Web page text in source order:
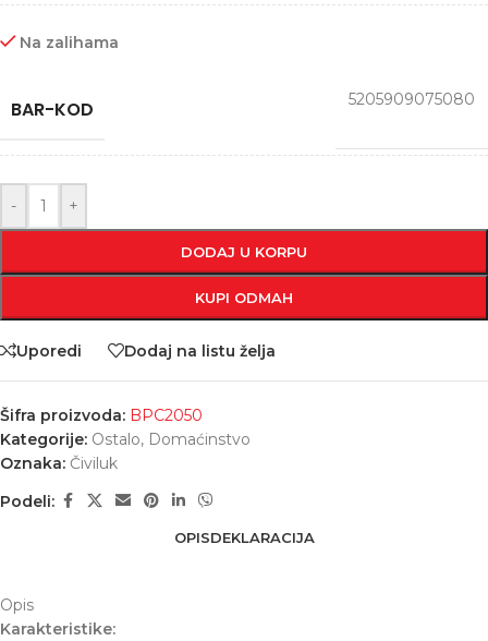
Na zalihama
BAR-KOD 5205909075080
- +
DODAJ U KORPU
KUPI ODMAH
Uporedi Dodaj na listu želja
Šifra proizvoda: BPC2050
Kategorije: Ostalo, Domaćinstvo
Oznaka: Čiviluk
Podeli:
OPISDEKLARACIJA
Opis
Karakteristike: